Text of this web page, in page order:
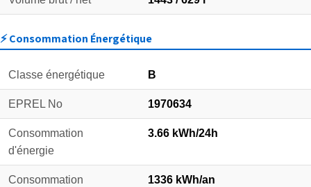
⚡ Consommation Énergétique
Classe énergétique B
EPREL No 1970634
Consommation
d'énergie
3.66 kWh/24h
Consommation
1336 kWh/an